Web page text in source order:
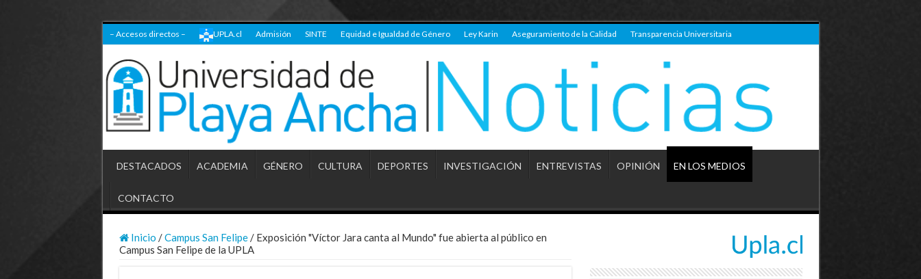
– Accesos directos – UPLA.cl Admisión SINTE Equidad e Igualdad de Género Ley Karin Aseguramiento de la Calidad Transparencia Universitaria
DESTACADOS ACADEMIA GÉNERO CULTURA DEPORTES INVESTIGACIÓN ENTREVISTAS OPINIÓN EN LOS MEDIOS
CONTACTO
Inicio /Campus San Felipe / Exposición "Víctor Jara canta al Mundo" fue abierta al público en
Campus San Felipe de la UPLA